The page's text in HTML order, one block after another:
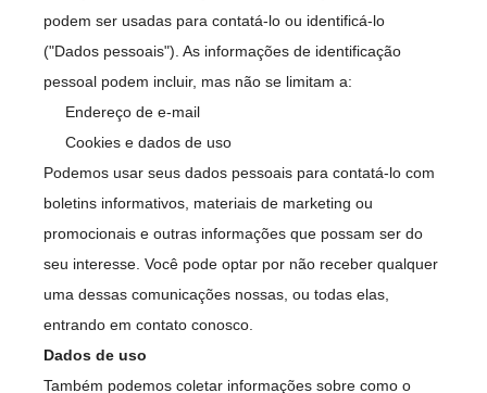
podem ser usadas para contatá-lo ou identificá-lo
("Dados pessoais"). As informações de identificação
pessoal podem incluir, mas não se limitam a:
Endereço de e-mail
Cookies e dados de uso
Podemos usar seus dados pessoais para contatá-lo com
boletins informativos, materiais de marketing ou
promocionais e outras informações que possam ser do
seu interesse. Você pode optar por não receber qualquer
uma dessas comunicações nossas, ou todas elas,
entrando em contato conosco.
Dados de uso
Também podemos coletar informações sobre como o